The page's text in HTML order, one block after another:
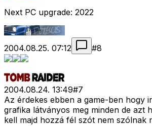
Next PC upgrade: 2022
2004.08.25. 07:12 #8
2004.08.24. 13:49#7
Az érdekes ebben a game-ben hogy
grafika látványos meg minden de azt
kell majd hozzá fél szót nem szólnak